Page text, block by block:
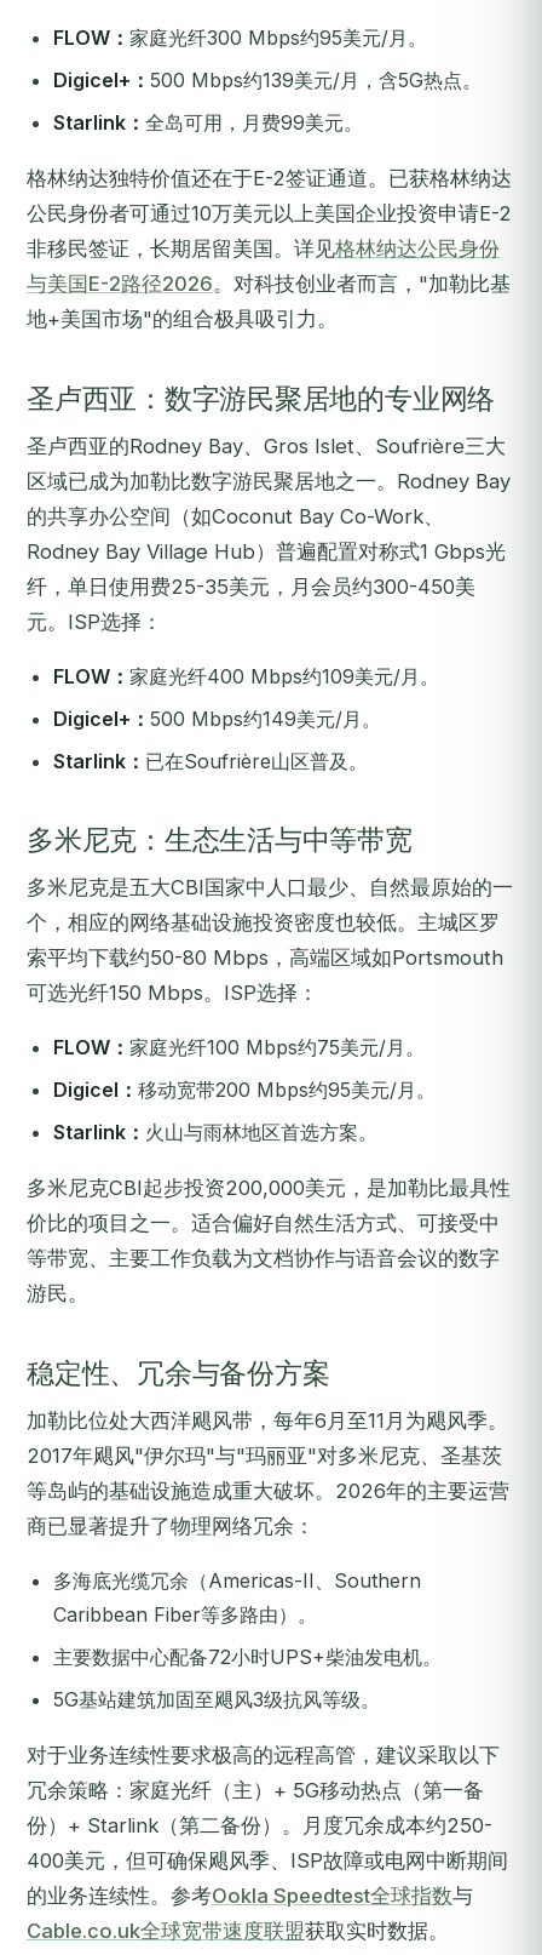
FLOW： 家庭光纤300 Mbps约95美元/月。
Digicel+： 500 Mbps约139美元/月，含5G热点。
Starlink： 全岛可用，月费99美元。
格林纳达独特价值还在于E-2签证通道。已获格林纳达
公民身份者可通过10万美元以上美国企业投资申请E-2
非移民签证，长期居留美国。详见格林纳达公民身份
与美国E-2路径2026。对科技创业者而言，"加勒比基
地+美国市场"的组合极具吸引力。
圣卢西亚：数字游民聚居地的专业网络
圣卢西亚的Rodney Bay、Gros Islet、Soufrière三大
区域已成为加勒比数字游民聚居地之一。Rodney Bay
的共享办公空间（如Coconut Bay Co-Work、
Rodney Bay Village Hub）普遍配置对称式1 Gbps光
纤，单日使用费25-35美元，月会员约300-450美
元。ISP选择：
FLOW： 家庭光纤400 Mbps约109美元/月。
Digicel+： 500 Mbps约149美元/月。
Starlink： 已在Soufrière山区普及。
多米尼克：生态生活与中等带宽
多米尼克是五大CBI国家中人口最少、自然最原始的一
个，相应的网络基础设施投资密度也较低。主城区罗
索平均下载约50-80 Mbps，高端区域如Portsmouth
可选光纤150 Mbps。ISP选择：
FLOW： 家庭光纤100 Mbps约75美元/月。
Digicel： 移动宽带200 Mbps约95美元/月。
Starlink： 火山与雨林地区首选方案。
多米尼克CBI起步投资200,000美元，是加勒比最具性
价比的项目之一。适合偏好自然生活方式、可接受中
等带宽、主要工作负载为文档协作与语音会议的数字
游民。
稳定性、冗余与备份方案
加勒比位处大西洋飓风带，每年6月至11月为飓风季。
2017年飓风"伊尔玛"与"玛丽亚"对多米尼克、圣基茨
等岛屿的基础设施造成重大破坏。2026年的主要运营
商已显著提升了物理网络冗余：
多海底光缆冗余（Americas-II、Southern
Caribbean Fiber等多路由）。
主要数据中心配备72小时UPS+柴油发电机。
5G基站建筑加固至飓风3级抗风等级。
对于业务连续性要求极高的远程高管，建议采取以下
冗余策略：家庭光纤（主）+ 5G移动热点（第一备
份）+ Starlink（第二备份）。月度冗余成本约250-
400美元，但可确保飓风季、ISP故障或电网中断期间
的业务连续性。参考Ookla Speedtest全球指数与
Cable.co.uk全球宽带速度联盟获取实时数据。